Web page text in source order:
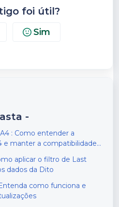
foi útil?
Sim
-
: Como entender a
e manter a compatibilidade
aplicar o filtro de Last
dados da Dito
como funciona e